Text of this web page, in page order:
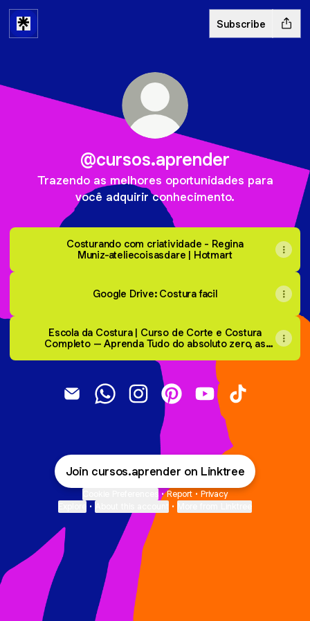
Subscribe
@cursos.aprender
Trazendo as melhores oportunidades para
você adquirir conhecimento.
Costurando com criatividade - Regina
Muniz-ateliecoisasdare | Hotmart
Google Drive: Costura facil
Escola da Costura | Curso de Corte e Costura
Completo – Aprenda Tudo do absoluto zero, as
@cursos.aprender Email
@cursos.aprender WhatsApp
@cursos.aprender Instagram
@cursos.aprender
@cursos.aprender
Join cursos.aprender on Linktree
• Report • Privacy
• •